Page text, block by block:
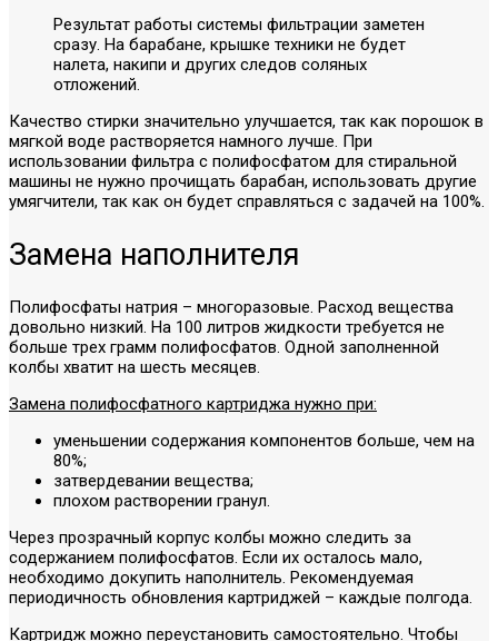
Результат работы системы фильтрации заметен
сразу. На барабане, крышке техники не будет
налета, накипи и других следов соляных
отложений.
Качество стирки значительно улучшается, так как порошок в
мягкой воде растворяется намного лучше. При
использовании фильтра с полифосфатом для стиральной
машины не нужно прочищать барабан, использовать другие
умягчители, так как он будет справляться с задачей на 100%.
Замена наполнителя
Полифосфаты натрия – многоразовые. Расход вещества
довольно низкий. На 100 литров жидкости требуется не
больше трех грамм полифосфатов. Одной заполненной
колбы хватит на шесть месяцев.
Замена полифосфатного картриджа нужно при:
уменьшении содержания компонентов больше, чем на
80%;
затвердевании вещества;
плохом растворении гранул.
Через прозрачный корпус колбы можно следить за
содержанием полифосфатов. Если их осталось мало,
необходимо докупить наполнитель. Рекомендуемая
периодичность обновления картриджей – каждые полгода.
Картридж можно переустановить самостоятельно. Чтобы